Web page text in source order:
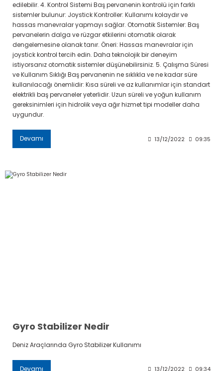
edilebilir. 4. Kontrol Sistemi Baş pervanenin kontrolü için farklı
sistemler bulunur: Joystick Kontroller: Kullanımı kolaydır ve
hassas manevralar yapmayı sağlar. Otomatik Sistemler: Baş
pervanelerin dalga ve rüzgar etkilerini otomatik olarak
dengelemesine olanak tanır. Öneri: Hassas manevralar için
joystick kontrol tercih edin. Daha teknolojik bir deneyim
istiyorsanız otomatik sistemler düşünebilirsiniz. 5. Çalışma Süresi
ve Kullanım Sıklığı Baş pervanenin ne sıklıkla ve ne kadar süre
kullanılacağı önemlidir: Kısa süreli ve az kullanımlar için standart
elektrikli baş pervaneler yeterlidir. Uzun süreli ve yoğun kullanım
gereksinimleri için hidrolik veya ağır hizmet tipi modeller daha
uygundur.
Devamı 13/12/2022 09:35
Gyro Stabilizer Nedir
Deniz Araçlarında Gyro Stabilizer Kullanımı
Devamı 13/12/2022 09:34